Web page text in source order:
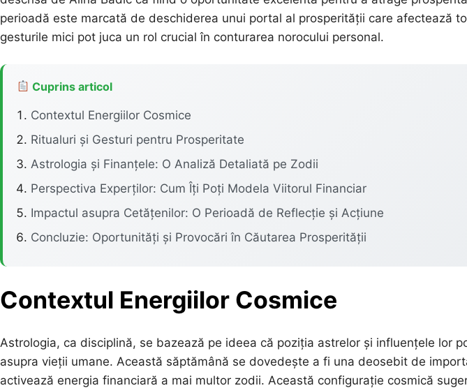
perioadă este marcată de deschiderea unui portal al prosperității care afectează
gesturile mici pot juca un rol crucial în conturarea norocului personal.
Cuprins articol
Contextul Energiilor Cosmice
Ritualuri și Gesturi pentru Prosperitate
Astrologia și Finanțele: O Analiză Detaliată pe Zodii
Perspectiva Experților: Cum Îți Poți Modela Viitorul Financiar
Impactul asupra Cetățenilor: O Perioadă de Reflecție și Acțiune
Concluzie: Oportunități și Provocări în Căutarea Prosperității
Contextul Energiilor Cosmice
Astrologia, ca disciplină, se bazează pe ideea că poziția astrelor și influențele lor
asupra vieții umane. Această săptămână se dovedește a fi una deosebit de
activează energia financiară a mai multor zodii. Această configurație cosmică